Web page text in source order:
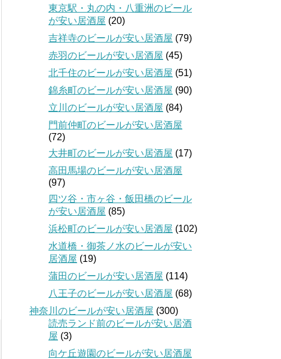
東京駅・丸の内・八重洲のビール
が安い居酒屋 (20)
吉祥寺のビールが安い居酒屋 (79)
赤羽のビールが安い居酒屋 (45)
北千住のビールが安い居酒屋 (51)
錦糸町のビールが安い居酒屋 (90)
立川のビールが安い居酒屋 (84)
門前仲町のビールが安い居酒屋
(72)
大井町のビールが安い居酒屋 (17)
高田馬場のビールが安い居酒屋
(97)
四ツ谷・市ヶ谷・飯田橋のビール
が安い居酒屋 (85)
浜松町のビールが安い居酒屋 (102)
水道橋・御茶ノ水のビールが安い
居酒屋 (19)
蒲田のビールが安い居酒屋 (114)
八王子のビールが安い居酒屋 (68)
神奈川のビールが安い居酒屋 (300)
読売ランド前のビールが安い居酒
屋 (3)
向ケ丘遊園のビールが安い居酒屋